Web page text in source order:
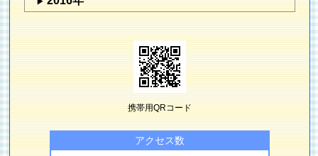
携帯用QRコード
アクセス数